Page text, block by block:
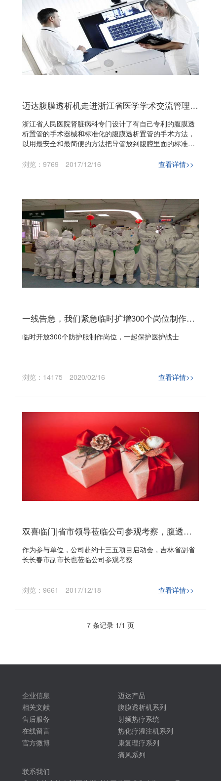
迈达腹膜透析机走进浙江省医学学术交流管理中心《论健》栏目
浙江省人民医院肾脏病科专门设计了有自己专利的腹膜透
析置管的手术器械和标准化的腹膜透析置管的手术方法，
以用最安全和最简便的方法把导管放到腹腔里面的标准位
浏览：9769
2017/12/16 查看详情>>
一线告急，我们紧急临时扩增300个岗位制作防护服保护医护战士
临时开放300个防护服制作岗位，一起保护医护战士
浏览：14175 2020/02/16 查看详情>>
双喜临门|省市领导莅临公司参观考察，腹透机进入十三五国家重点研发专项
作为参与单位，公司赴约十三五项目启动会，吉林省副省
长长春市副市长也莅临公司参观考察
浏览：9661 2017/12/18 查看详情>>
7 条记录 1/1 页
企业信息
相关文献
售后服务
在线留言
官方微博
迈达产品
腹膜透析机系列
射频热疗系统
热化疗灌注机系列
康复理疗系列
痛风系列
联系我们